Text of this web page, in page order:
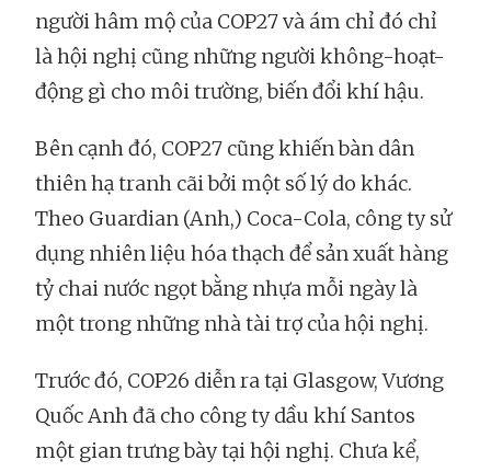
người hâm mộ của COP27 và ám chỉ đó chỉ
là hội nghị cũng những người không-hoạt-
động gì cho môi trường, biến đổi khí hậu.
Bên cạnh đó, COP27 cũng khiến bàn dân
thiên hạ tranh cãi bởi một số lý do khác.
Theo Guardian (Anh,) Coca-Cola, công ty sử
dụng nhiên liệu hóa thạch để sản xuất hàng
tỷ chai nước ngọt bằng nhựa mỗi ngày là
một trong những nhà tài trợ của hội nghị.
Trước đó, COP26 diễn ra tại Glasgow, Vương
Quốc Anh đã cho công ty dầu khí Santos
một gian trưng bày tại hội nghị. Chưa kể,